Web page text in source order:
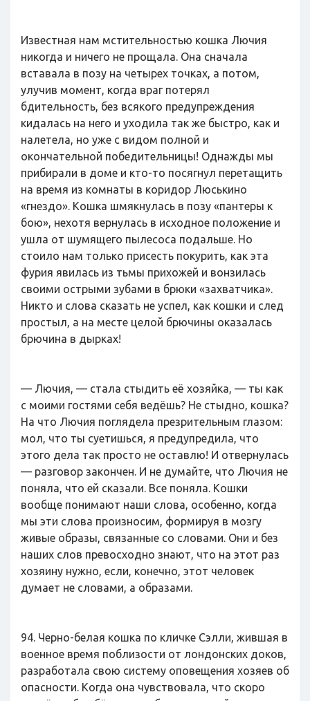
Известная нам мстительностью кошка Лючия
никогда и ничего не прощала. Она сначала
вставала в позу на четырех точках, а потом,
улучив момент, когда враг потерял
бдительность, без всякого предупреждения
кидалась на него и уходила так же быстро, как и
налетела, но уже с видом полной и
окончательной победительницы! Однажды мы
прибирали в доме и кто-то посягнул перетащить
на время из комнаты в коридор Люськино
«гнездо». Кошка шмякнулась в позу «пантеры к
бою», нехотя вернулась в исходное положение и
ушла от шумящего пылесоса подальше. Но
стоило нам только присесть покурить, как эта
фурия явилась из тьмы прихожей и вонзилась
своими острыми зубами в брюки «захватчика».
Никто и слова сказать не успел, как кошки и след
простыл, а на месте целой брючины оказалась
брючина в дырках!
— Лючия, — стала стыдить её хозяйка, — ты как
с моими гостями себя ведёшь? Не стыдно, кошка?
На что Лючия поглядела презрительным глазом:
мол, что ты суетишься, я предупредила, что
этого дела так просто не оставлю! И отвернулась
— разговор закончен. И не думайте, что Лючия не
поняла, что ей сказали. Все поняла. Кошки
вообще понимают наши слова, особенно, когда
мы эти слова произносим, формируя в мозгу
живые образы, связанные со словами. Они и без
наших слов превосходно знают, что на этот раз
хозяину нужно, если, конечно, этот человек
думает не словами, а образами.
94. Черно-белая кошка по кличке Сэлли, жившая в
военное время поблизости от лондонских доков,
разработала свою систему оповещения хозяев об
опасности. Когда она чувствовала, что скоро